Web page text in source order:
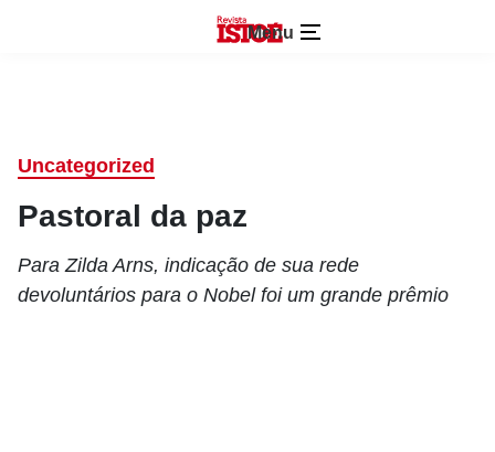
Menu
Uncategorized
Pastoral da paz
Para Zilda Arns, indicação de sua rede
devoluntários para o Nobel foi um grande prêmio